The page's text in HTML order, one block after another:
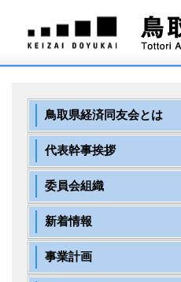
鳥取県経済同友会とは
代表幹事挨拶
委員会組織
新着情報
事業計画